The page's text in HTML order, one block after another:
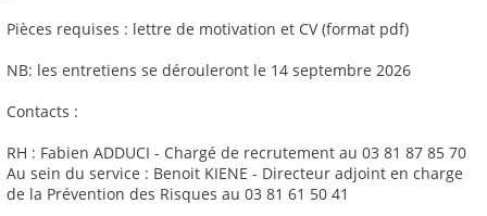
Pièces requises : lettre de motivation et CV (format pdf)
NB: les entretiens se dérouleront le 14 septembre 2026
Contacts :
RH : Fabien ADDUCI - Chargé de recrutement au 03 81 87 85 70
Au sein du service : Benoit KIENE - Directeur adjoint en charge
de la Prévention des Risques au 03 81 61 50 41